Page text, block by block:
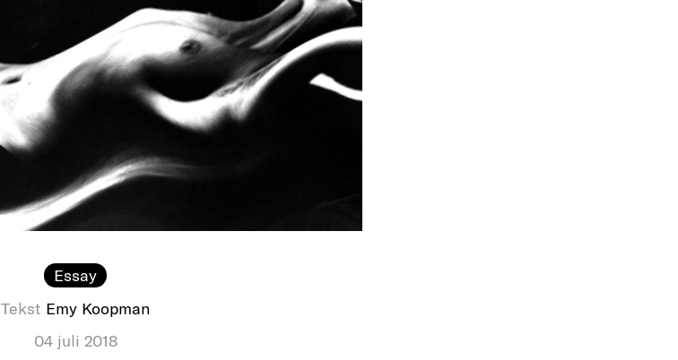
Essay
Tekst Emy Koopman
04 juli 2018